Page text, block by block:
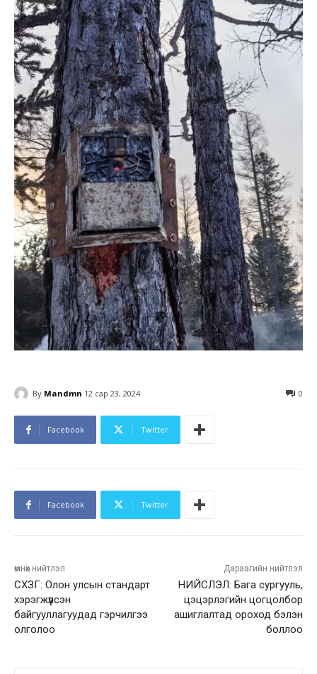
By Mandmn 12 сар 23, 2024 0
Facebook Twitter
Facebook Twitter
өмнөх нийтлэл
СХЗГ: Олон улсын стандарт
хэрэгжүүлсэн
байгууллагуудад гэрчилгээ
олголоо
Дараагийн нийтлэл
НИЙСЛЭЛ: Бага сургууль,
цэцэрлэгийн цогцолбор
ашиглалтад ороход бэлэн
боллоо